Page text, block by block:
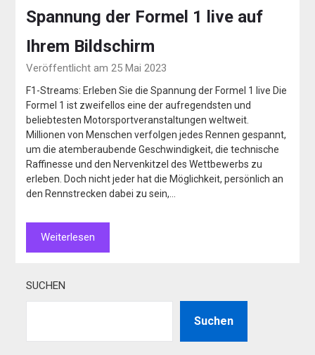
Spannung der Formel 1 live auf
Ihrem Bildschirm
Veröffentlicht am 25 Mai 2023
F1-Streams: Erleben Sie die Spannung der Formel 1 live Die
Formel 1 ist zweifellos eine der aufregendsten und
beliebtesten Motorsportveranstaltungen weltweit.
Millionen von Menschen verfolgen jedes Rennen gespannt,
um die atemberaubende Geschwindigkeit, die technische
Raffinesse und den Nervenkitzel des Wettbewerbs zu
erleben. Doch nicht jeder hat die Möglichkeit, persönlich an
den Rennstrecken dabei zu sein,…
Weiterlesen
SUCHEN
Suchen